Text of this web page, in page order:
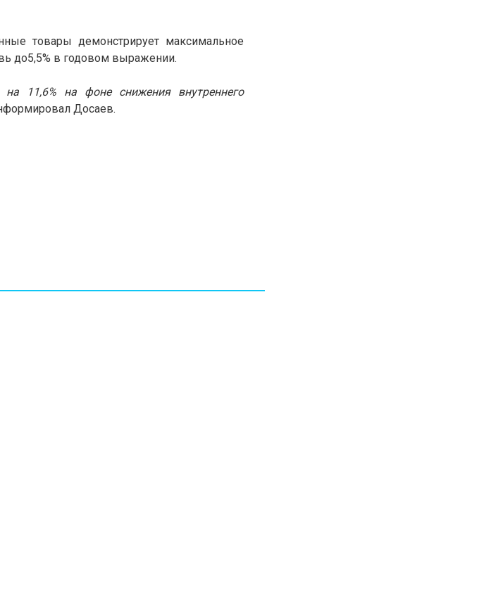
товары демонстрирует максимальное
до5,5% в годовом выражении.
11,6% на фоне снижения внутреннего
Досаев.